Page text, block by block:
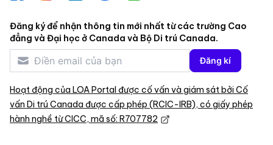
Đăng ký để nhận thông tin mới nhất từ các trường Cao
đẳng và Đại học ở Canada và Bộ Di trú Canada.
Đăng kí
Hoạt động của LOA Portal được cố vấn và giám sát bởi Cố
vấn Di trú Canada được cấp phép (RCIC-IRB), có giấy phép
hành nghề từ CICC, mã số: R707782